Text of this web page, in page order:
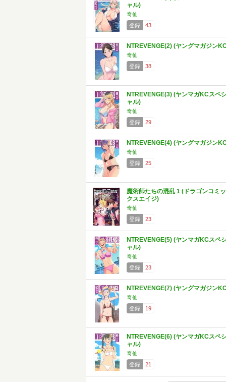
ャル)
奇仙
登録
43
NTREVENGE(2) (ヤングマガジン
奇仙
登録
38
NTREVENGE(3) (ヤンマガKCスペ
ャル)
奇仙
登録
29
NTREVENGE(4) (ヤングマガジン
奇仙
登録
25
魔術師たちの混乱 1 (ドラゴンコミッ
クスエイジ)
奇仙
登録
23
NTREVENGE(5) (ヤンマガKCスペ
ャル)
奇仙
登録
23
NTREVENGE(7) (ヤングマガジン
奇仙
登録
19
NTREVENGE(6) (ヤンマガKCスペ
ャル)
奇仙
登録
21